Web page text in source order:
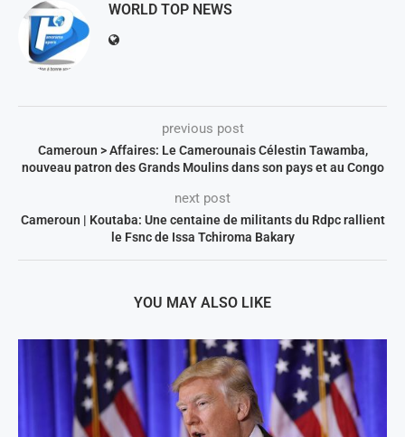
WORLD TOP NEWS
previous post
Cameroun > Affaires: Le Camerounais Célestin Tawamba,
nouveau patron des Grands Moulins dans son pays et au Congo
next post
Cameroun | Koutaba: Une centaine de militants du Rdpc rallient
le Fsnc de Issa Tchiroma Bakary
YOU MAY ALSO LIKE